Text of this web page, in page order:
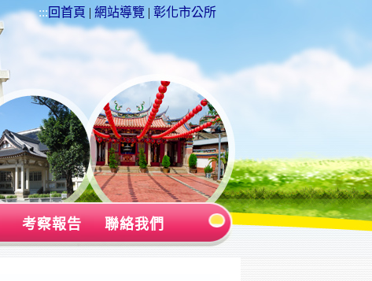
::: 回首頁 | 網站導覽 | 彰化市公所
考察報告 聯絡我們